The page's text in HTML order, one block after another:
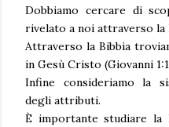
Dobbiamo cercare di
rivelato a noi attraverso la
Attraverso la Bibbia
in Gesù Cristo (Giovanni
Infine consideriamo la
degli attributi.
È importante studiare la